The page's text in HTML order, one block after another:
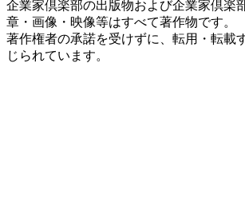
企業家倶楽部の出版物および企業家倶楽
章・画像・映像等はすべて著作物です。
著作権者の承諾を受けずに、転用・転載
じられています。